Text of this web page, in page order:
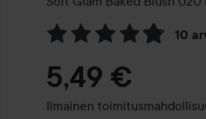
10
Siirtyä jhk Arvosana &
5,49 €
Ilmainen